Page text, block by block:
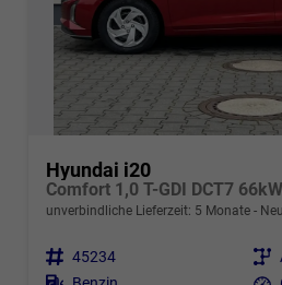
Hyundai i20
Comfort 1,0 T-GDI DCT7
unverbindliche Lieferzeit: 5 Monate
Fahrzeugnr. 45234 Getriebe